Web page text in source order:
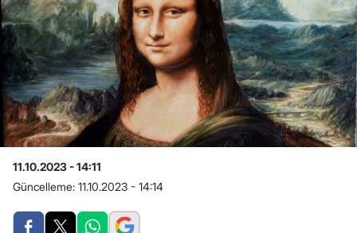
11.10.2023 - 14:11
Güncelleme: 11.10.2023 - 14:14